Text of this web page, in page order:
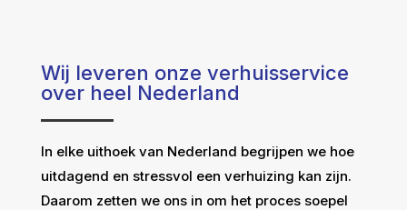
Wij leveren onze verhuisservice
over heel Nederland
In elke uithoek van Nederland begrijpen we hoe
uitdagend en stressvol een verhuizing kan zijn.
Daarom zetten we ons in om het proces soepel